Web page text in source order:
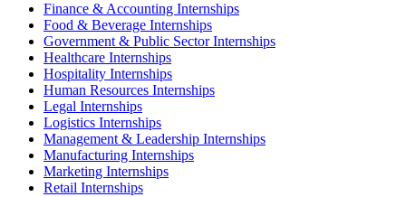
Finance & Accounting Internships
Food & Beverage Internships
Government & Public Sector Internships
Healthcare Internships
Hospitality Internships
Human Resources Internships
Legal Internships
Logistics Internships
Management & Leadership Internships
Manufacturing Internships
Marketing Internships
Retail Internships